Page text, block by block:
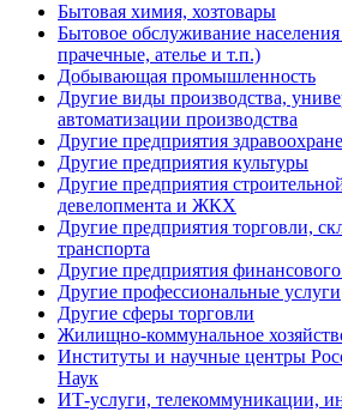
Бытовая химия, хозтовары
Бытовое обслуживание
прачечные, ателье и т.п.)
Добывающая промышленность
Другие виды производства,
автоматизации производства
Другие предприятия
Другие предприятия культуры
Другие предприятия
девелопмента и ЖКХ
Другие предприятия торговли,
транспорта
Другие предприятия финансового
Другие профессиональные услуги
Другие сферы торговли
Жилищно-коммунальное
Институты и научные центры
Наук
ИТ-услуги, телекоммуникации,